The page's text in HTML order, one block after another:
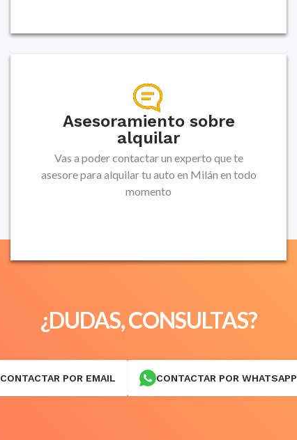
Asesoramiento sobre
alquilar
Vas a poder contactar un experto que te
asesore para alquilar tu auto en Milán en todo
momento
¿DUDAS, CONSULTAS?
CONTACTAR POR EMAIL CONTACTAR POR WHATSAPP